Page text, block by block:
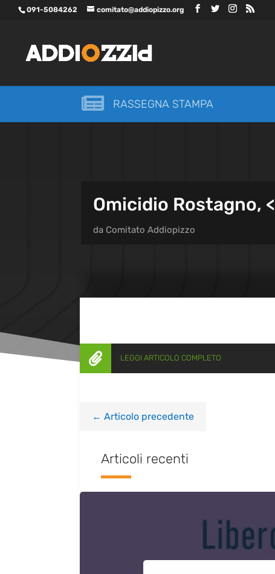
091-5084262 comitato@addiopizzo.org
 RASSEGNA STAMPA
Omicidio Rostagno, <
da Comitato Addiopizzo
 LEGGI ARTICOLO COMPLETO
← Articolo precedente
Articoli recenti